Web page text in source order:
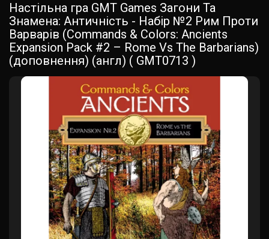
Настільна гра GMT Games Загони Та
Знамена: Античність - Набір №2 Рим Проти
Варварів (Commands & Colors: Ancients
Expansion Pack #2 – Rome Vs The Barbarians)
(доповнення) (англ) ( GMT0713 )